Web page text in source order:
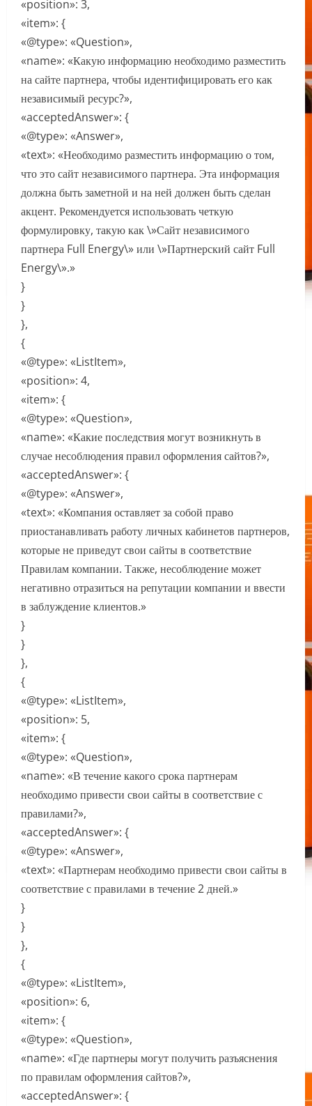
«position»: 3,
«item»: {
«@type»: «Question»,
«name»: «Какую информацию необходимо разместить
на сайте партнера, чтобы идентифицировать его как
независимый ресурс?»,
«acceptedAnswer»: {
«@type»: «Answer»,
«text»: «Необходимо разместить информацию о том,
что это сайт независимого партнера. Эта информация
должна быть заметной и на ней должен быть сделан
акцент. Рекомендуется использовать четкую
формулировку, такую как \»Сайт независимого
партнера Full Energy\» или \»Партнерский сайт Full
Energy\».»
}
}
},
{
«@type»: «ListItem»,
«position»: 4,
«item»: {
«@type»: «Question»,
«name»: «Какие последствия могут возникнуть в
случае несоблюдения правил оформления сайтов?»,
«acceptedAnswer»: {
«@type»: «Answer»,
«text»: «Компания оставляет за собой право
приостанавливать работу личных кабинетов партнеров,
которые не приведут свои сайты в соответствие
Правилам компании. Также, несоблюдение может
негативно отразиться на репутации компании и ввести
в заблуждение клиентов.»
}
}
},
{
«@type»: «ListItem»,
«position»: 5,
«item»: {
«@type»: «Question»,
«name»: «В течение какого срока партнерам
необходимо привести свои сайты в соответствие с
правилами?»,
«acceptedAnswer»: {
«@type»: «Answer»,
«text»: «Партнерам необходимо привести свои сайты в
соответствие с правилами в течение 2 дней.»
}
}
},
{
«@type»: «ListItem»,
«position»: 6,
«item»: {
«@type»: «Question»,
«name»: «Где партнеры могут получить разъяснения
по правилам оформления сайтов?»,
«acceptedAnswer»: {